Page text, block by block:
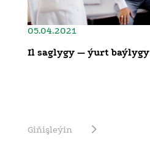
05.04.2021
Il saglygy — ýurt baýlygy
Giňişleýin